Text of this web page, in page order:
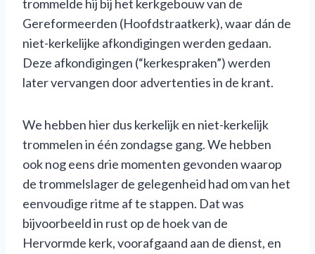
trommelde hij bij het kerkgebouw van de
Gereformeerden (Hoofdstraatkerk), waar dán de
niet-kerkelijke afkondigingen werden gedaan.
Deze afkondigingen (“kerkespraken”) werden
later vervangen door advertenties in de krant.
We hebben hier dus kerkelijk en niet-kerkelijk
trommelen in één zondagse gang. We hebben
ook nog eens drie momenten gevonden waarop
de trommelslager de gelegenheid had om van het
eenvoudige ritme af te stappen. Dat was
bijvoorbeeld in rust op de hoek van de
Hervormde kerk, voorafgaand aan de dienst, en